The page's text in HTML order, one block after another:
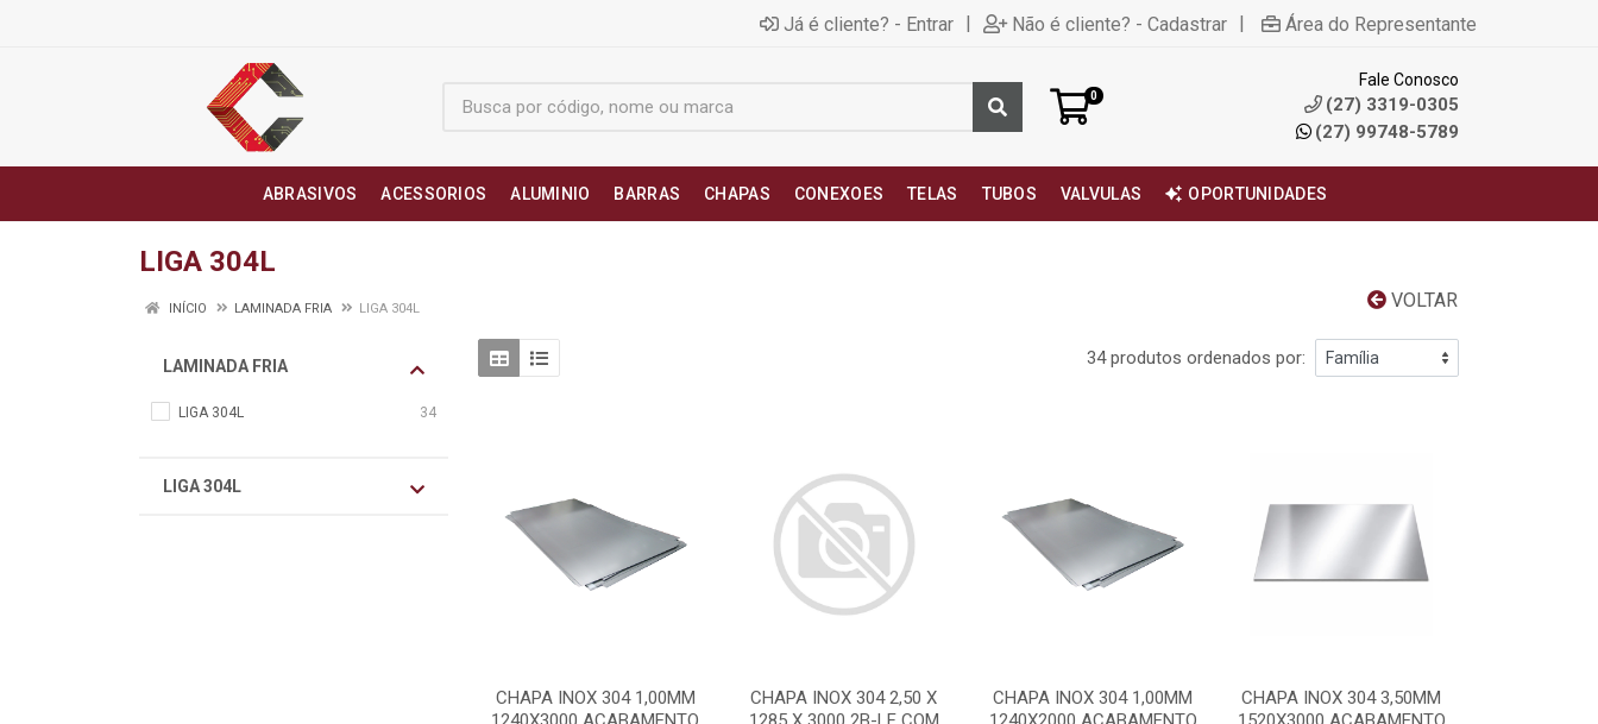
Já é cliente? - Entrar | Não é cliente? - Cadastrar | Área do Representante
0
Fale Conosco
(27) 3319-0305
(27) 99748-5789
ABRASIVOS ACESSORIOS ALUMINIO BARRAS CHAPAS CONEXOES TELAS TUBOS VALVULAS OPORTUNIDADES
LIGA 304L
VOLTAR
INÍCIO LAMINADA FRIA LIGA 304L
LAMINADA FRIA
LIGA 304L 34
LIGA 304L
34 produtos ordenados por:
CHAPA INOX 304 1,00MM
CHAPA INOX 304 2,50 X
CHAPA INOX 304 1,00MM
CHAPA INOX 304 3,50MM